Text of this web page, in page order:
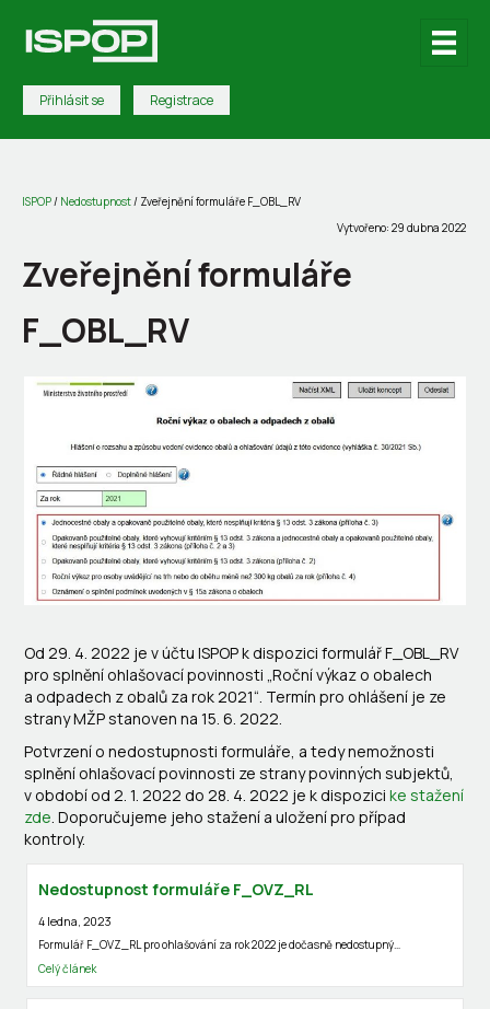
Přihlásit se Registrace
ISPOP/ Nedostupnost/ Zveřejnění formuláře F_OBL_RV
Vytvořeno: 29 dubna 2022
Zveřejnění formuláře
F_OBL_RV
Od 29. 4. 2022 je v účtu ISPOP k dispozici formulář F_OBL_RV
pro splnění ohlašovací povinnosti „Roční výkaz o obalech
a odpadech z obalů za rok 2021“. Termín pro ohlášení je ze
strany MŽP stanoven na 15. 6. 2022.
Potvrzení o nedostupnosti formuláře, a tedy nemožnosti
splnění ohlašovací povinnosti ze strany povinných subjektů,
v období od 2. 1. 2022 do 28. 4. 2022 je k dispozici ke stažení
zde. Doporučujeme jeho stažení a uložení pro případ
kontroly.
Nedostupnost formuláře F_OVZ_RL
4 ledna, 2023
Formulář F_OVZ_RL pro ohlašování za rok 2022 je dočasně nedostupný…
Celý článek